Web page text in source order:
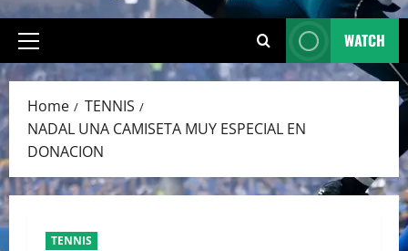
Primary
Menu
WATCH
Home
TENNIS
NADAL UNA CAMISETA MUY ESPECIAL EN
DONACION
TENNIS